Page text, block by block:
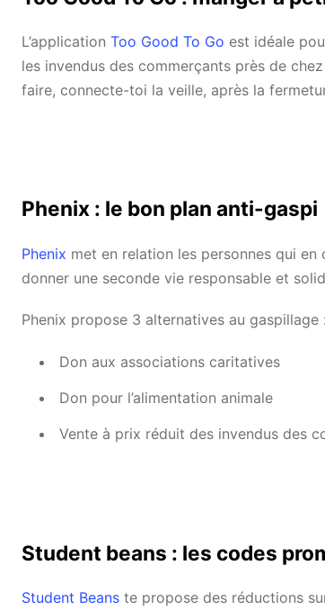
L’application Too Good To Go est idéale
les invendus des commerçants près de
faire, connecte-toi la veille, après la
Phenix : le bon plan anti-gaspi
Phenix met en relation les personnes qui en
donner une seconde vie responsable et
Phenix propose 3 alternatives au gaspillage :
Don aux associations caritatives
Don pour l’alimentation animale
Vente à prix réduit des invendus des
Student beans : les codes
Student Beans te propose des réductions